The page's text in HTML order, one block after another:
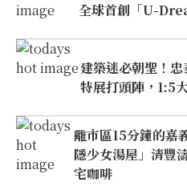
全球首創「U-
建築迷必朝聖！
特展打頭陣，1:5
離市區15分鐘的嘉
隱少女湯屋」清豐
宅咖啡